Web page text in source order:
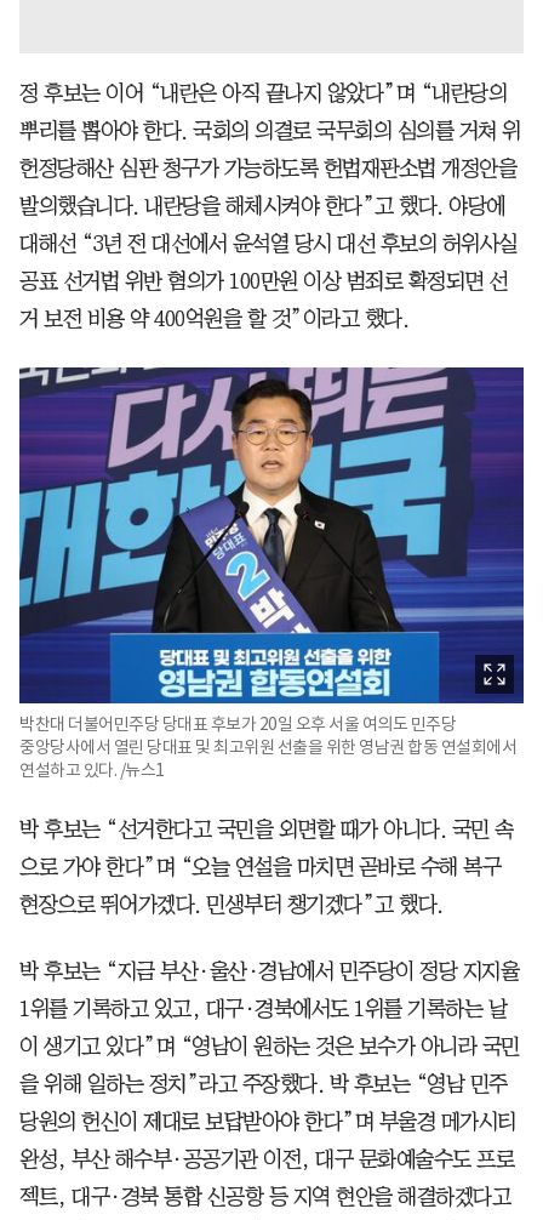
정 후보는 이어 “내란은 아직 끝나지 않았다”며 “내란당의
뿌리를 뽑아야 한다. 국회의 의결로 국무회의 심의를 거쳐 위
헌정당해산 심판 청구가 가능하도록 헌법재판소법 개정안을
발의했습니다. 내란당을 해체시켜야 한다”고 했다. 야당에
대해선 “3년 전 대선에서 윤석열 당시 대선 후보의 허위사실
공표 선거법 위반 혐의가 100만원 이상 범죄로 확정되면 선
거 보전 비용 약 400억원을 할 것”이라고 했다.
박찬대 더불어민주당 당대표 후보가 20일 오후 서울 여의도 민주당
중앙당사에서 열린 당대표 및 최고위원 선출을 위한 영남권 합동 연설회에서
연설하고 있다. /뉴스1
박 후보는 “선거한다고 국민을 외면할 때가 아니다. 국민 속
으로 가야 한다”며 “오늘 연설을 마치면 곧바로 수해 복구
현장으로 뛰어가겠다. 민생부터 챙기겠다”고 했다.
박 후보는 “지금 부산·울산·경남에서 민주당이 정당 지지율
1위를 기록하고 있고, 대구·경북에서도 1위를 기록하는 날
이 생기고 있다”며 “영남이 원하는 것은 보수가 아니라 국민
을 위해 일하는 정치”라고 주장했다. 박 후보는 “영남 민주
당원의 헌신이 제대로 보답받아야 한다”며 부울경 메가시티
완성, 부산 해수부·공공기관 이전, 대구 문화예술수도 프로
젝트, 대구·경북 통합 신공항 등 지역 현안을 해결하겠다고